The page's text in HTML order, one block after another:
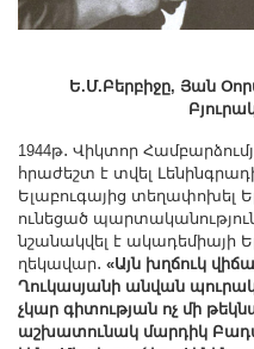
Ե.Մ.Բերբիջը, Յան
1944թ․ Վիկտոր
հրաժեշտ է տվել
Ելաբուգայից տեղափոխել
ունեցած
նշանակվել է
ղեկավար․ «Այն խղճուկ
Ղուկասյանի անվան
չկար գիտության ոչ մի
աշխատունակ մարդիկ